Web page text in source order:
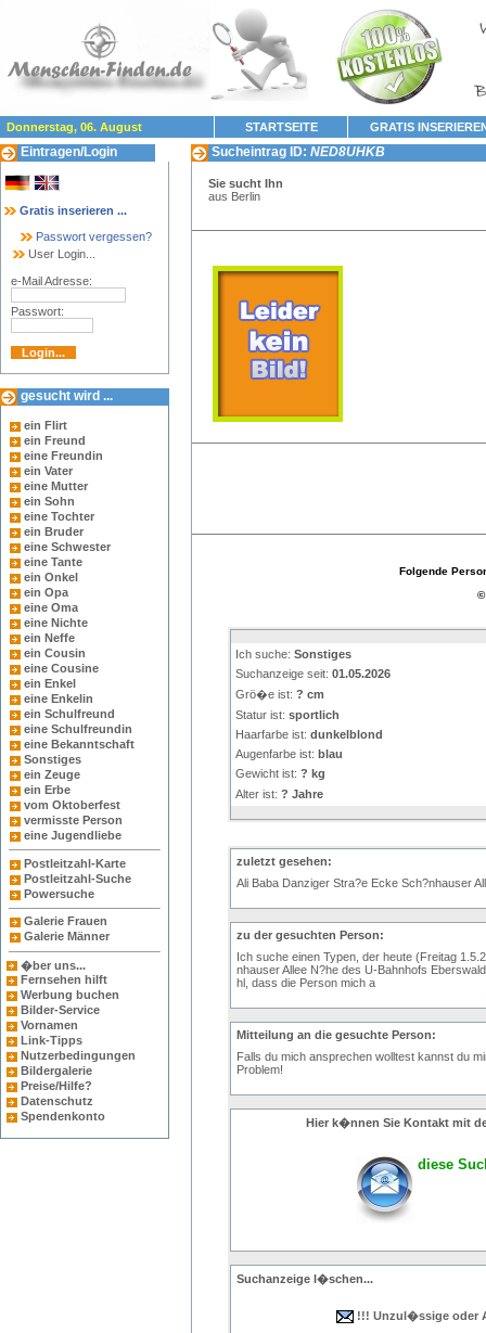
Donnerstag, 06. August STARTSEITE GRATIS
Eintragen/Login
Gratis inserieren ...
Passwort vergessen?
User Login...
e-Mail Adresse:
Passwort:
gesucht wird ...
ein Flirt
ein Freund
eine Freundin
ein Vater
eine Mutter
ein Sohn
eine Tochter
ein Bruder
eine Schwester
eine Tante
ein Onkel
ein Opa
eine Oma
eine Nichte
ein Neffe
ein Cousin
eine Cousine
ein Enkel
eine Enkelin
ein Schulfreund
eine Schulfreundin
eine Bekanntschaft
Sonstiges
ein Zeuge
ein Erbe
vom Oktoberfest
vermisste Person
eine Jugendliebe
Postleitzahl-Karte
Postleitzahl-Suche
Powersuche
Galerie Frauen
Galerie Männer
�ber uns...
Fernsehen hilft
Werbung buchen
Bilder-Service
Vornamen
Link-Tipps
Nutzerbedingungen
Bildergalerie
Preise/Hilfe?
Datenschutz
Spendenkonto
Sucheintrag ID: NED8UHKB
Sie sucht Ihn
aus Berlin
Folgende
©
Ich suche: Sonstiges
Suchanzeige seit: 01.05.2026
Grö�e ist: ? cm
Statur ist: sportlich
Haarfarbe ist: dunkelblond
Augenfarbe ist: blau
Gewicht ist: ? kg
Alter ist: ? Jahre
zuletzt gesehen:
Ali Baba Danziger Stra?e Ecke Sch?nhauser
zu der gesuchten Person:
Ich suche einen Typen, der heute (Freitag
nhauser Allee N?he des U-Bahnhofs
hl, dass die Person mich a
Mitteilung an die gesuchte Person:
Falls du mich ansprechen wolltest kannst du
Problem!
Hier k�nnen Sie Kontakt mit
diese
Suchanzeige l�schen...
!!! Unzul�ssige oder